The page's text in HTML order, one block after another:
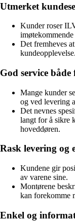
Utmerket
Kunder roser
Det fremheves
kundeopplevelse.
God service
Mange kunder
og ved levering
Det nevnes
langt for å sikre
hoveddøren.
Rask levering og
Kundene gir
av varene sine.
Montørene
kan forekomme
Enkel og